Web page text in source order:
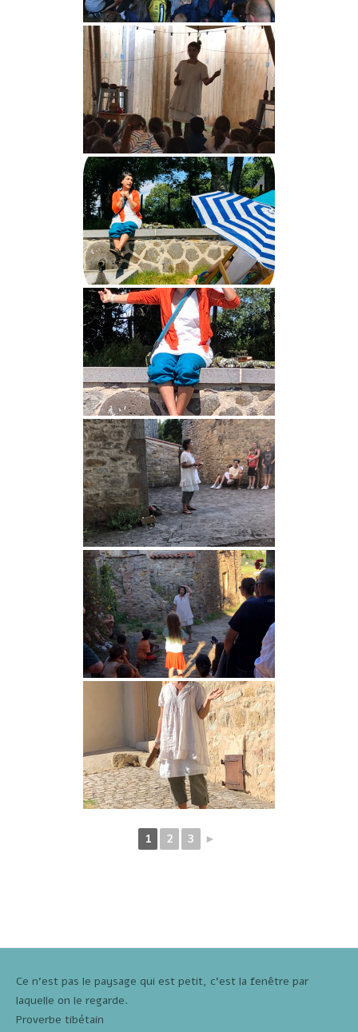
1 2 3 ►
Ce n'est pas le paysage qui est petit, c'est la fenêtre par
laquelle on le regarde.
Proverbe tibétain